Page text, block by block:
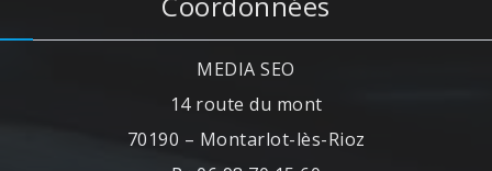
MEDIA SEO
14 route du mont
70190 – Montarlot-lès-Rioz